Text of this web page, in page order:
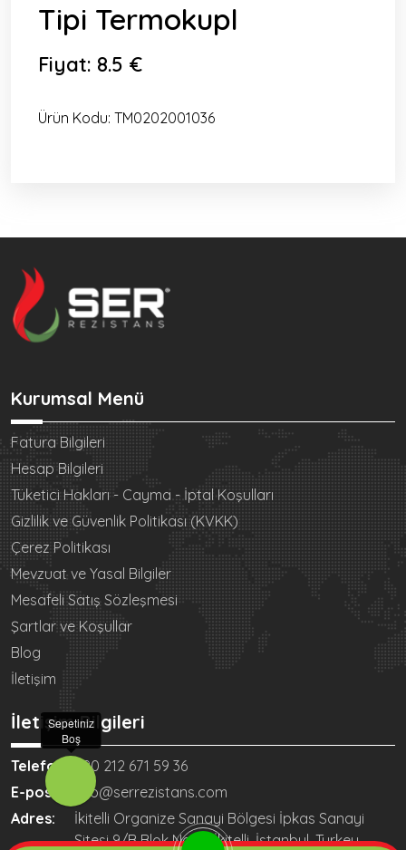
Tipi Termokupl
Fiyat: 8.5 €
Ürün Kodu: TM0202001036
Kurumsal Menü
Fatura Bilgileri
Hesap Bilgileri
Tüketici Hakları - Cayma - İptal Koşulları
Gizlilik ve Güvenlik Politikası (KVKK)
Çerez Politikası
Mevzuat ve Yasal Bilgiler
Mesafeli Satış Sözleşmesi
Şartlar ve Koşullar
Blog
İletişim
İletişim Bilgileri
Telefon:
+90 212 671 59 36
E-posta:
info@serrezistans.com
Adres:
İkitelli Organize Sanayi Bölgesi İpkas Sanayi
Sitesi 9/B Blok No:60 İkitelli, İstanbul, Turkey
Sepetiniz
Boş